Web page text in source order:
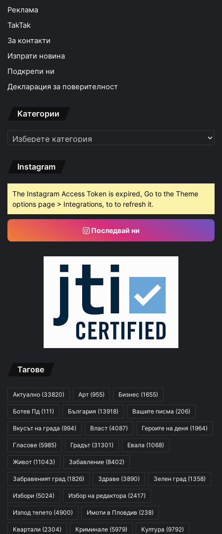
Реклама
TakTak
За контакти
Изпрати новина
Подкрепи ни
Декларация за поверителност
Категории
Категории
Instagram
The Instagram Access Token is expired, Go to the Theme
options page > Integrations, to to refresh it.
Последвай ни
Тагове
Актуално (33820) Арт (955) Бизнес (1655)
Ботев Пд (111) България (13918) Вашите писма (206)
Вкусът на града (994) Власт (4087) Героите на деня (1964)
Гласове (5985) Градът (31301) Евала (1068)
Живот (11043) Забавление (8402)
Забравеният град (1826) Здраве (3890) Зелен град (1358)
Избори (5024) Избор на редактора (2417)
Изпод тепето (4900) Имоти в Пловдив (238)
Квартали (2304) Криминале (5979) Култура (9792)